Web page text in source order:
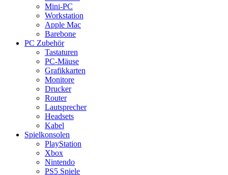
Mini-PC
Workstation
Apple Mac
Barebone
PC Zubehör
Tastaturen
PC-Mäuse
Grafikkarten
Monitore
Drucker
Router
Lautsprecher
Headsets
Kabel
Spielkonsolen
PlayStation
Xbox
Nintendo
PS5 Spiele